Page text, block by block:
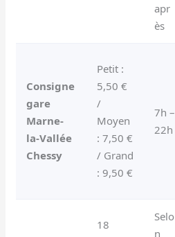
apr
ès
Consigne
gare
Marne-
la-Vallée
Chessy
Petit :
5,50 €
/
Moyen
: 7,50 €
/ Grand
: 9,50 €
7h –
22h
18
Selo
n